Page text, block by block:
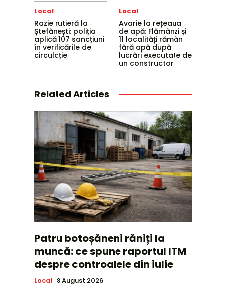
Local
Razie rutieră la
Ștefănești: poliția
aplică 107 sancțiuni
în verificările de
circulație
Local
Avarie la rețeaua
de apă: Flămânzi și
11 localități rămân
fără apă după
lucrări executate de
un constructor
Related Articles
Patru botoșăneni răniți la
muncă: ce spune raportul ITM
despre controalele din iulie
Local 8 August 2026